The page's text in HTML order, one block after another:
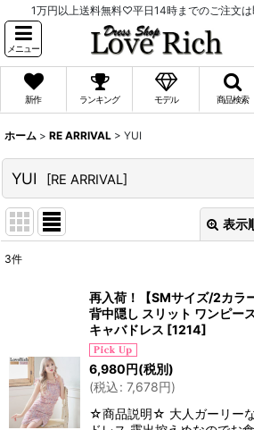
1万円以上送料無料♡平日14時までのご注文
メニュー
新作 ランキング モデル 商品検索
ホーム > RE ARRIVAL > YUI
YUI [RE ARRIVAL]
表示
3件
再入荷！【SMサイズ/2カラ
背中隠し スリット ワンピー
キャバドレス [1214]
6,980円(税別)
(税込: 7,678円)
☆商品説明☆ 大人ガーリー